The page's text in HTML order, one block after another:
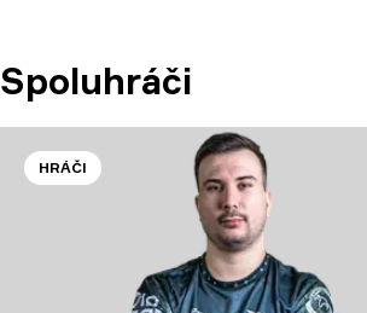
Spoluhráči
HRÁČI